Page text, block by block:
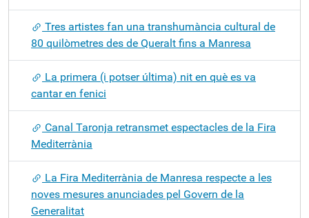
Tres artistes fan una transhumància cultural de
80 quilòmetres des de Queralt fins a Manresa
La primera (i potser última) nit en què es va
cantar en fenici
Canal Taronja retransmet espectacles de la Fira
Mediterrània
La Fira Mediterrània de Manresa respecte a les
noves mesures anunciades pel Govern de la
Generalitat